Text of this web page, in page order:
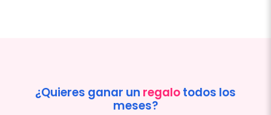
¿Quieres ganar un regalotodos los
meses?